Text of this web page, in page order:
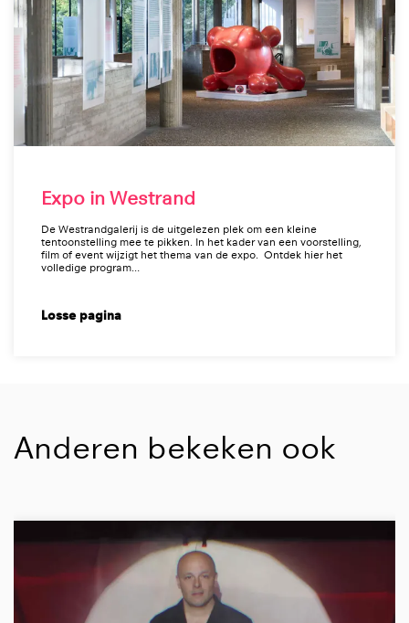
Expo in Westrand
De Westrandgalerij is de uitgelezen plek om een kleine
tentoonstelling mee te pikken. In het kader van een voorstelling,
film of event wijzigt het thema van de expo. Ontdek hier het
volledige program…
Losse pagina
Anderen bekeken ook